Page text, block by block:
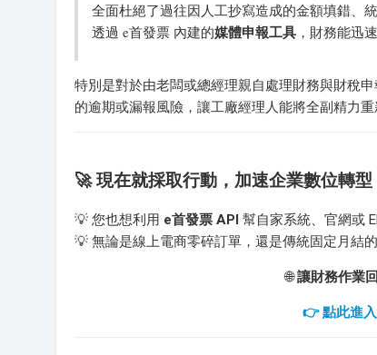
全面杜絕了過往因人工抄寫造成的金額填錯、
透過 e首發票 內建的媒體申報工具 ，財務能迅
特別是對於由老闆或總經理親自處理財務與財稅
的逾期或漏報風險，讓工廠經理人能將全副精力
🚀 現在就採取行動，加速企業數位轉型
💡 您也想利用 e首發票 API 幫自家系統、官網或
💡 無論是線上電商零碎訂單，還是傳統固定月結
🌐讓財務作業
👉 點此進